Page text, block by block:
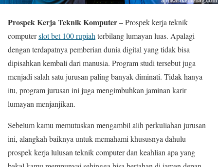
Prospek Kerja Teknik Komputer– Prospek kerja teknik
computerslot bet 100 rupiah terbilang lumayan luas. Apalagi
dengan terdapatnya pemberian dunia digital yang tidak bisa
dipisahkan kembali dari manusia. Program studi tersebut juga
menjadi salah satu jurusan paling banyak diminati. Tidak hanya
itu, program jurusan ini juga mengimbuhkan jaminan karir
lumayan menjanjikan.
Sebelum kamu memutuskan mengambil alih perkuliahan jurusan
ini, alangkah baiknya untuk memahami khususnya dahulu
prospek kerja lulusan teknik computer dan keahlian apa yang